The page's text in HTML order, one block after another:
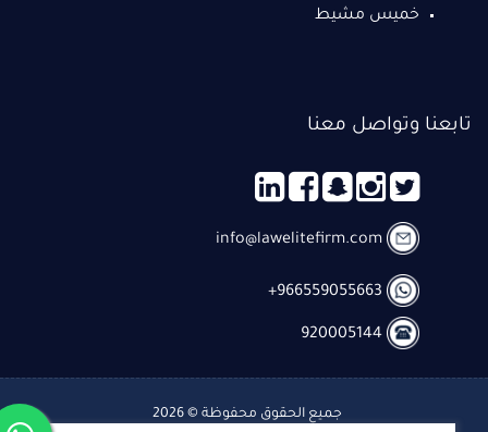
خميس مشيط
تابعنا وتواصل معنا
info@lawelitefirm.com
‎+966559055663
‎920005144
جميع الحقوق محفوظة © 2026